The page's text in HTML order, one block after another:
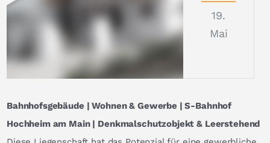
19.
Mai
Bahnhofsgebäude | Wohnen & Gewerbe | S-Bahnhof
Hochheim am Main | Denkmalschutzobjekt & Leerstehend